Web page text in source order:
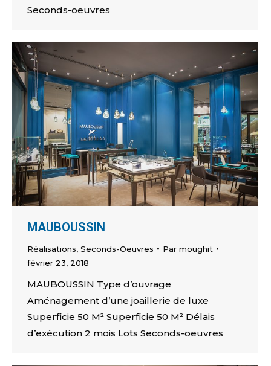
Seconds-oeuvres
MAUBOUSSIN
Réalisations, Seconds-Oeuvres Par moughit
février 23, 2018
MAUBOUSSIN Type d’ouvrage
Aménagement d’une joaillerie de luxe
Superficie 50 M² Superficie 50 M² Délais
d’exécution 2 mois Lots Seconds-oeuvres